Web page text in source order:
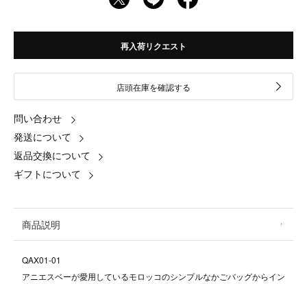
再入荷リクエスト
店頭在庫を確認する
問い合わせ
発送について
返品交換について
ギフトについて
商品説明
QAX01-01
アニエスベーが愛用しているモロッコのシンプルなかごバッグからイン